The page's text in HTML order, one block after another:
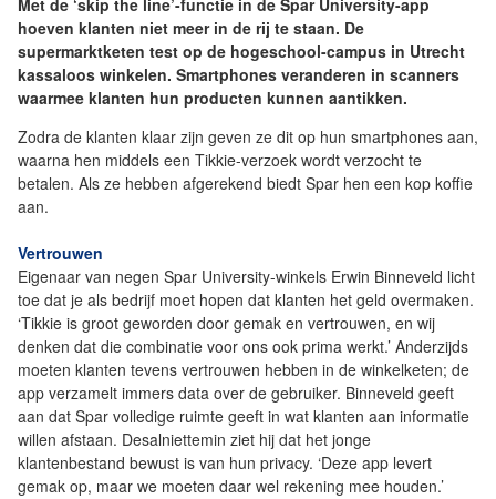
Met de ‘skip the line’-functie in de Spar University-app
hoeven klanten niet meer in de rij te staan. De
supermarktketen test op de hogeschool-campus in Utrecht
kassaloos winkelen. Smartphones veranderen in scanners
waarmee klanten hun producten kunnen aantikken.
Zodra de klanten klaar zijn geven ze dit op hun smartphones aan,
waarna hen middels een Tikkie-verzoek wordt verzocht te
betalen. Als ze hebben afgerekend biedt Spar hen een kop koffie
aan.
Vertrouwen
Eigenaar van negen Spar University-winkels Erwin Binneveld licht
toe dat je als bedrijf moet hopen dat klanten het geld overmaken.
‘Tikkie is groot geworden door gemak en vertrouwen, en wij
denken dat die combinatie voor ons ook prima werkt.’ Anderzijds
moeten klanten tevens vertrouwen hebben in de winkelketen; de
app verzamelt immers data over de gebruiker. Binneveld geeft
aan dat Spar volledige ruimte geeft in wat klanten aan informatie
willen afstaan. Desalniettemin ziet hij dat het jonge
klantenbestand bewust is van hun privacy. ‘Deze app levert
gemak op, maar we moeten daar wel rekening mee houden.’